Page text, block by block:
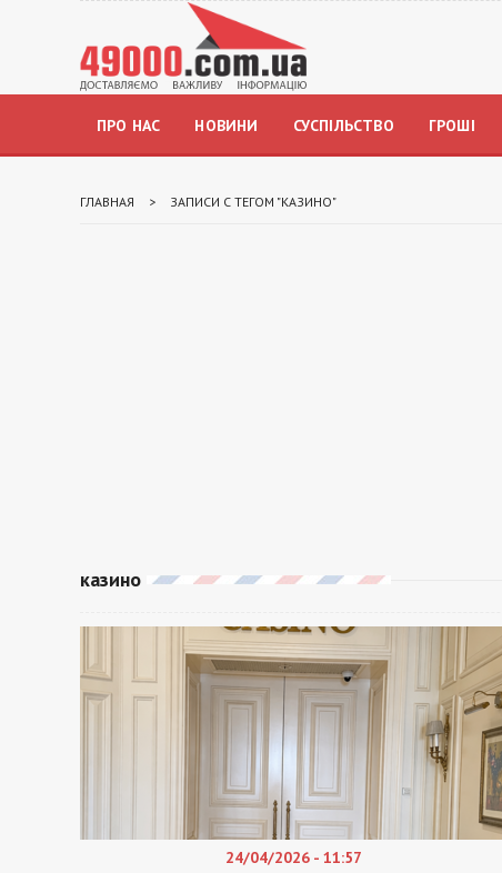
ПРО НАС НОВИНИ СУСПІЛЬСТВО ГРОШІ
ГЛАВНАЯ > ЗАПИСИ С ТЕГОМ "КАЗИНО"
казино
24/04/2026 - 11:57